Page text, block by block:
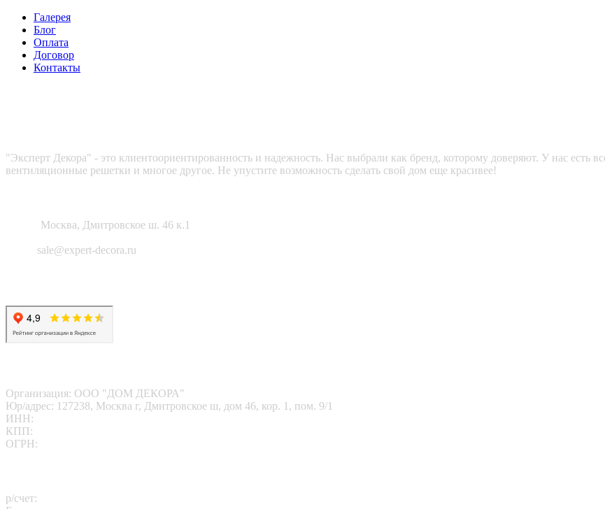
Галерея
Блог
Оплата
Договор
Контакты
"Эксперт Декора" - это клиентоориентированность и надежность. Нас выбрали как бренд, которому доверяют. У нас есть
вентиляционные решетки и многое другое. Не упустите возможность сделать свой дом еще красивее!
Москва, Дмитровское ш. 46 к.1
sale@expert-decora.ru
Организация: ООО "ДОМ ДЕКОРА"
Юр/адрес: 127238, Москва г, Дмитровское ш, дом 46, кор. 1, пом. 9/1
ИНН:
КПП:
ОГРН:
р/счет: